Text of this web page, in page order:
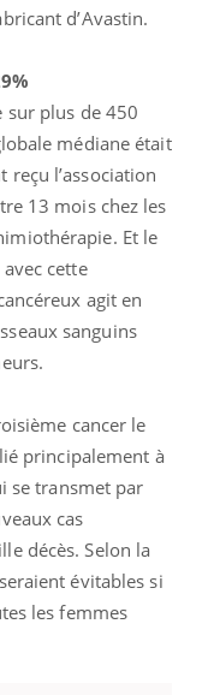
d’Avastin.
sur plus de 450
médiane était
l’association
13 mois chez les
Et le
cette
agit en
sanguins
cancer le
principalement à
se transmet par
cas
décès. Selon la
évitables si
les femmes